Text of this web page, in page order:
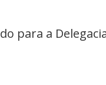
para a